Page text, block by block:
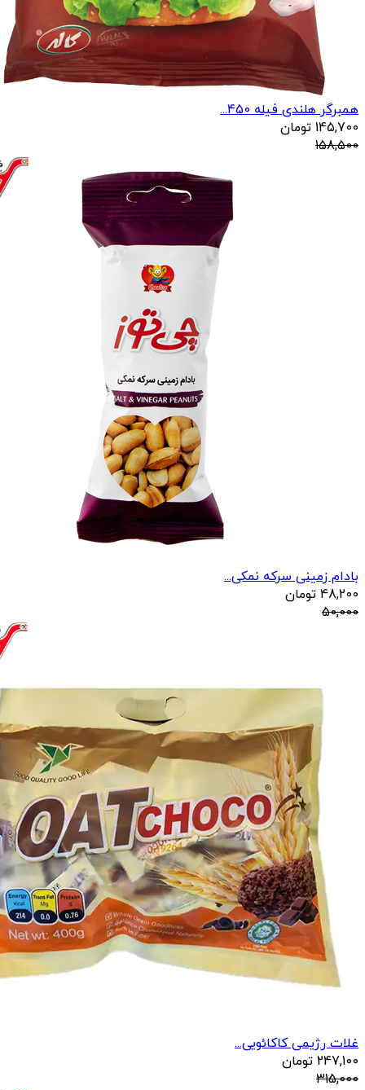
همبرگر هلندی فیله 450...
145,700 تومان
158,500
بادام زمینی سرکه نمکی...
48,200 تومان
50,000
غلات رژیمی کاکائویی...
247,100 تومان
315,000